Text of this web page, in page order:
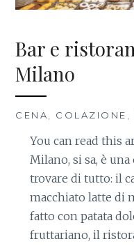
Bar e
Milano
CENA, COLAZIONE ,
You can read this
Milano, si sa, è
trovare di tutto: il
macchiato latte di
fatto con patata
fruttariano, il